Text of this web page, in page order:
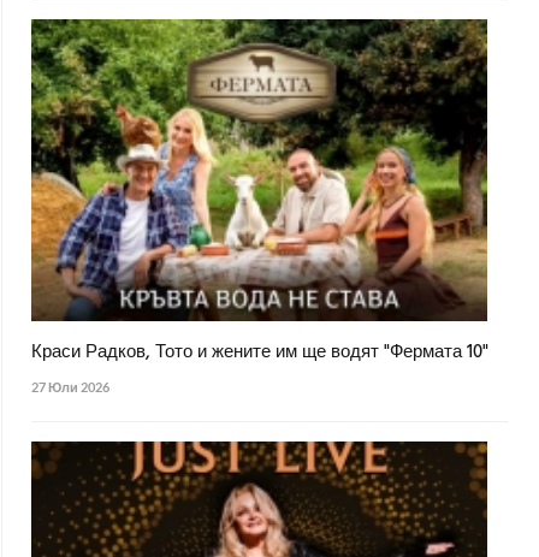
Краси Радков, Тото и жените им ще водят "Фермата 10"
27 Юли 2026